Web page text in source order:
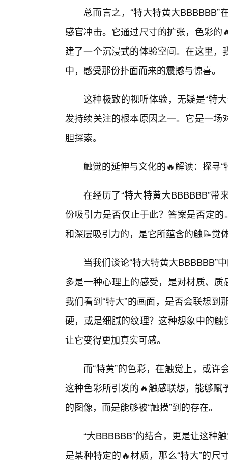
总而言之，“特大特黄大
感官冲击。它通过尺寸的扩张，色彩
建了一个沉浸式的体验空间。在这里
中，感受那份扑面而来的震撼与惊喜。
这种极致的视听体验，无疑是“特
发持续关注的根本原因之一。它是一
胆探索。
触觉的延伸与文化的🔥解读：探寻
在经历了“特大特黄大BBBBBB”
份吸引力是否仅止于此？答案是否定
和深层吸引力的，是它所蕴含的触📝觉
当我们谈论“特大特黄大BBBBBB”
多是一种心理上的感受，是对材质、
我们看到“特大”的画面，是否会联想
硬，或是细腻的纹理？这种想象中的
让它变得更加真实可感。
而“特黄”的色彩，在触觉上，或
这种色彩所引发的🔥触感联想，能够
的图像，而是能够被“触摸”到的存在。
“大BBBBBB”的结合，更是让这种
是某种特定的🔥材质，那么“特大”的